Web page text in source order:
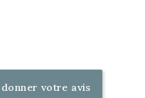
votre avis